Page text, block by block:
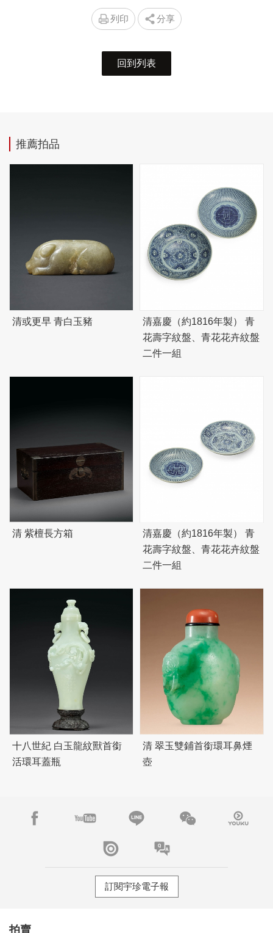
列印 分享
回到列表
推薦拍品
清或更早 青白玉豬
清嘉慶（約1816年製） 青
花壽字紋盤、青花花卉紋盤
二件一組
清 紫檀長方箱
清嘉慶（約1816年製） 青
花壽字紋盤、青花花卉紋盤
二件一組
十八世紀 白玉龍紋獸首銜
活環耳蓋瓶
清 翠玉雙鋪首銜環耳鼻煙
壺
訂閱宇珍電子報
拍賣